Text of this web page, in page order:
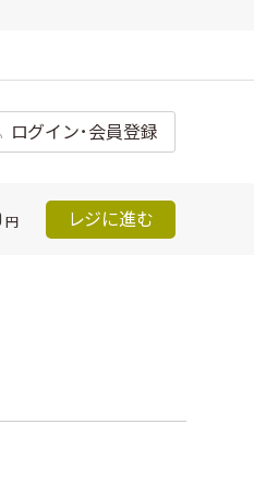
ログイン･会員登録
円 レジに進む